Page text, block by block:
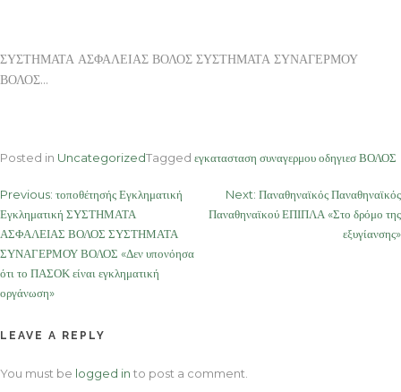
ΣΥΣΤΗΜΑΤΑ ΑΣΦΑΛΕΙΑΣ ΒΟΛΟΣ ΣΥΣΤΗΜΑΤΑ ΣΥΝΑΓΕΡΜΟΥ
ΒΟΛΟΣ…
Posted in UncategorizedTagged εγκατασταση συναγερμου οδηγιεσ ΒΟΛΟΣ
Post
navigation
Previous: τοποθέτησής Εγκληματική
Εγκληματική ΣΥΣΤΗΜΑΤΑ
ΑΣΦΑΛΕΙΑΣ ΒΟΛΟΣ ΣΥΣΤΗΜΑΤΑ
ΣΥΝΑΓΕΡΜΟΥ ΒΟΛΟΣ «Δεν υπονόησα
ότι το ΠΑΣΟΚ είναι εγκληματική
οργάνωση»
Next: Παναθηναϊκός Παναθηναϊκός
Παναθηναϊκού ΕΠΙΠΛΑ «Στο δρόμο της
εξυγίανσης»
LEAVE A REPLY
You must be logged in to post a comment.